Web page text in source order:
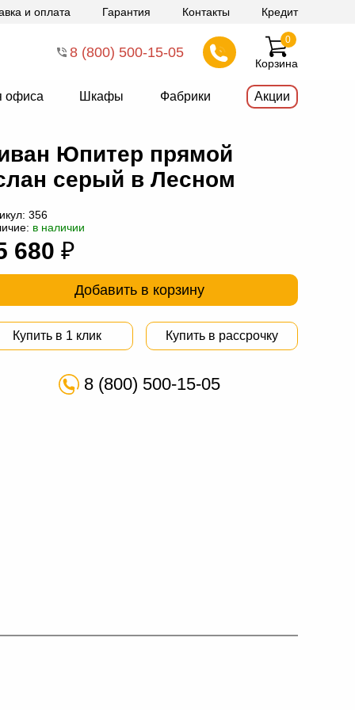
и оплата Гарантия Контакты Кредит
8 (800) 500-15-05
Корзина
0
офиса Шкафы Фабрики Акции
Юпитер прямой
серый в Лесном
356
в наличии
680 ₽
Добавить в корзину
Купить в 1 клик Купить в рассрочку
8 (800) 500-15-05